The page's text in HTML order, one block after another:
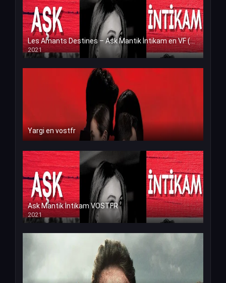
Les Amants Destines – Ask Mantik İntikam en VF (Voix Francaise)
2021
Yargi en vostfr
Ask Mantik İntikam VOSTFR
2021